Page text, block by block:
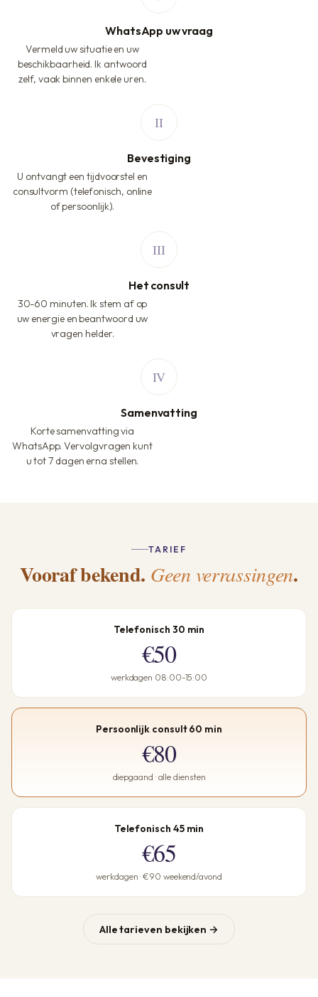
WhatsApp uw vraag
Vermeld uw situatie en uw
beschikbaarheid. Ik antwoord
zelf, vaak binnen enkele uren.
Bevestiging
U ontvangt een tijdvoorstel en
consultvorm (telefonisch, online
of persoonlijk).
Het consult
30-60 minuten. Ik stem af op
uw energie en beantwoord uw
vragen helder.
Samenvatting
Korte samenvatting via
WhatsApp. Vervolgvragen kunt
u tot 7 dagen erna stellen.
TARIEF
Vooraf bekend. Geen verrassingen.
Telefonisch 30 min
€50
werkdagen 08:00-15:00
Persoonlijk consult 60 min
€80
diepgaand · alle diensten
Telefonisch 45 min
€65
werkdagen · €90 weekend/avond
Alle tarieven bekijken →